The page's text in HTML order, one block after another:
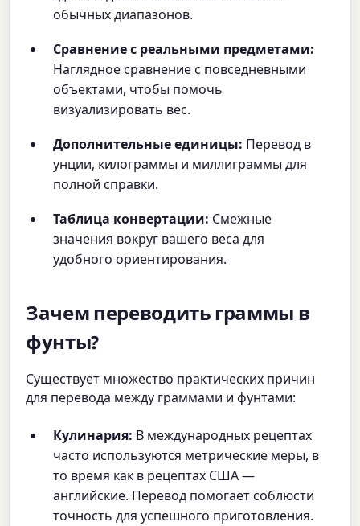
обычных диапазонов.
Сравнение с реальными предметами:
Наглядное сравнение с повседневными
объектами, чтобы помочь
визуализировать вес.
Дополнительные единицы: Перевод в
унции, килограммы и миллиграммы для
полной справки.
Таблица конвертации: Смежные
значения вокруг вашего веса для
удобного ориентирования.
Зачем переводить граммы в
фунты?
Существует множество практических причин
для перевода между граммами и фунтами:
Кулинария: В международных рецептах
часто используются метрические меры, в
то время как в рецептах США —
английские. Перевод помогает соблюсти
точность для успешного приготовления.